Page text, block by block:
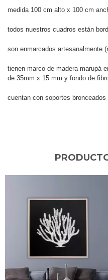
medida 100 cm alto x 100 cm
todos nuestros cuadros están
son enmarcados artesanalmente
tienen marco de madera marupá
de 35mm x 15 mm y fondo de
cuentan con soportes